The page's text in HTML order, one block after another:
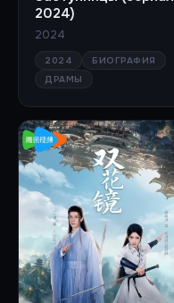
2024)
2024
2024
БИОГРАФИЯ
ДРАМЫ